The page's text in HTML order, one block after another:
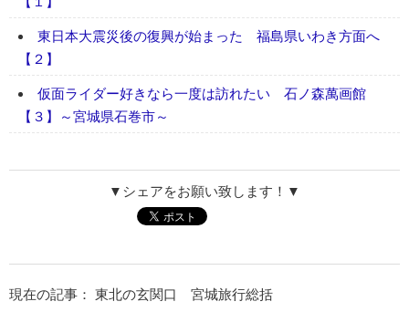
東日本大震災後の復興が始まった 福島県いわき方面へ
【２】
仮面ライダー好きなら一度は訪れたい 石ノ森萬画館
【３】～宮城県石巻市～
▼シェアをお願い致します！▼
現在の記事： 東北の玄関口 宮城旅行総括